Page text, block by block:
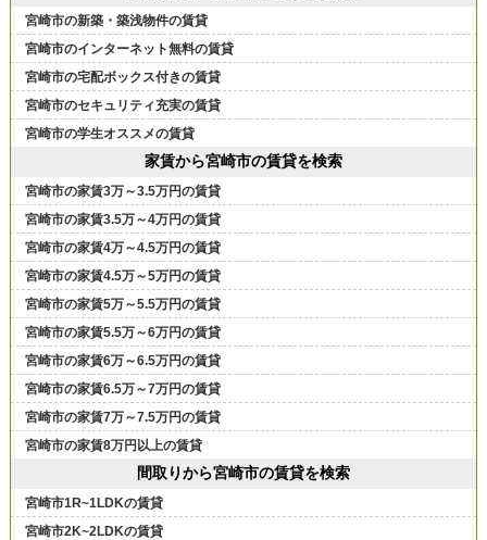
宮崎市の新築・築浅物件の賃貸
宮崎市のインターネット無料の賃貸
宮崎市の宅配ボックス付きの賃貸
宮崎市のセキュリティ充実の賃貸
宮崎市の学生オススメの賃貸
家賃から宮崎市の賃貸を検索
宮崎市の家賃3万～3.5万円の賃貸
宮崎市の家賃3.5万～4万円の賃貸
宮崎市の家賃4万～4.5万円の賃貸
宮崎市の家賃4.5万～5万円の賃貸
宮崎市の家賃5万～5.5万円の賃貸
宮崎市の家賃5.5万～6万円の賃貸
宮崎市の家賃6万～6.5万円の賃貸
宮崎市の家賃6.5万～7万円の賃貸
宮崎市の家賃7万～7.5万円の賃貸
宮崎市の家賃8万円以上の賃貸
間取りから宮崎市の賃貸を検索
宮崎市1R~1LDKの賃貸
宮崎市2K~2LDKの賃貸